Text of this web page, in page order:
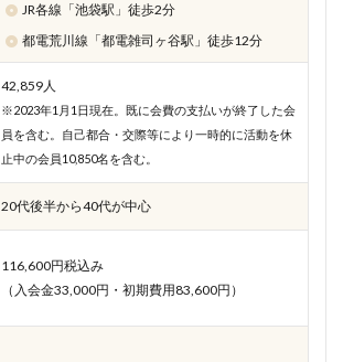
JR各線「池袋駅」徒歩2分
都電荒川線「都電雑司ヶ谷駅」徒歩12分
42,859人
※2023年1月1日現在。既に会費の支払いが終了した会
員を含む。自己都合・交際等により一時的に活動を休
止中の会員10,850名を含む。
20代後半から40代が中心
116,600円税込み
（入会金33,000円・初期費用83,600円）